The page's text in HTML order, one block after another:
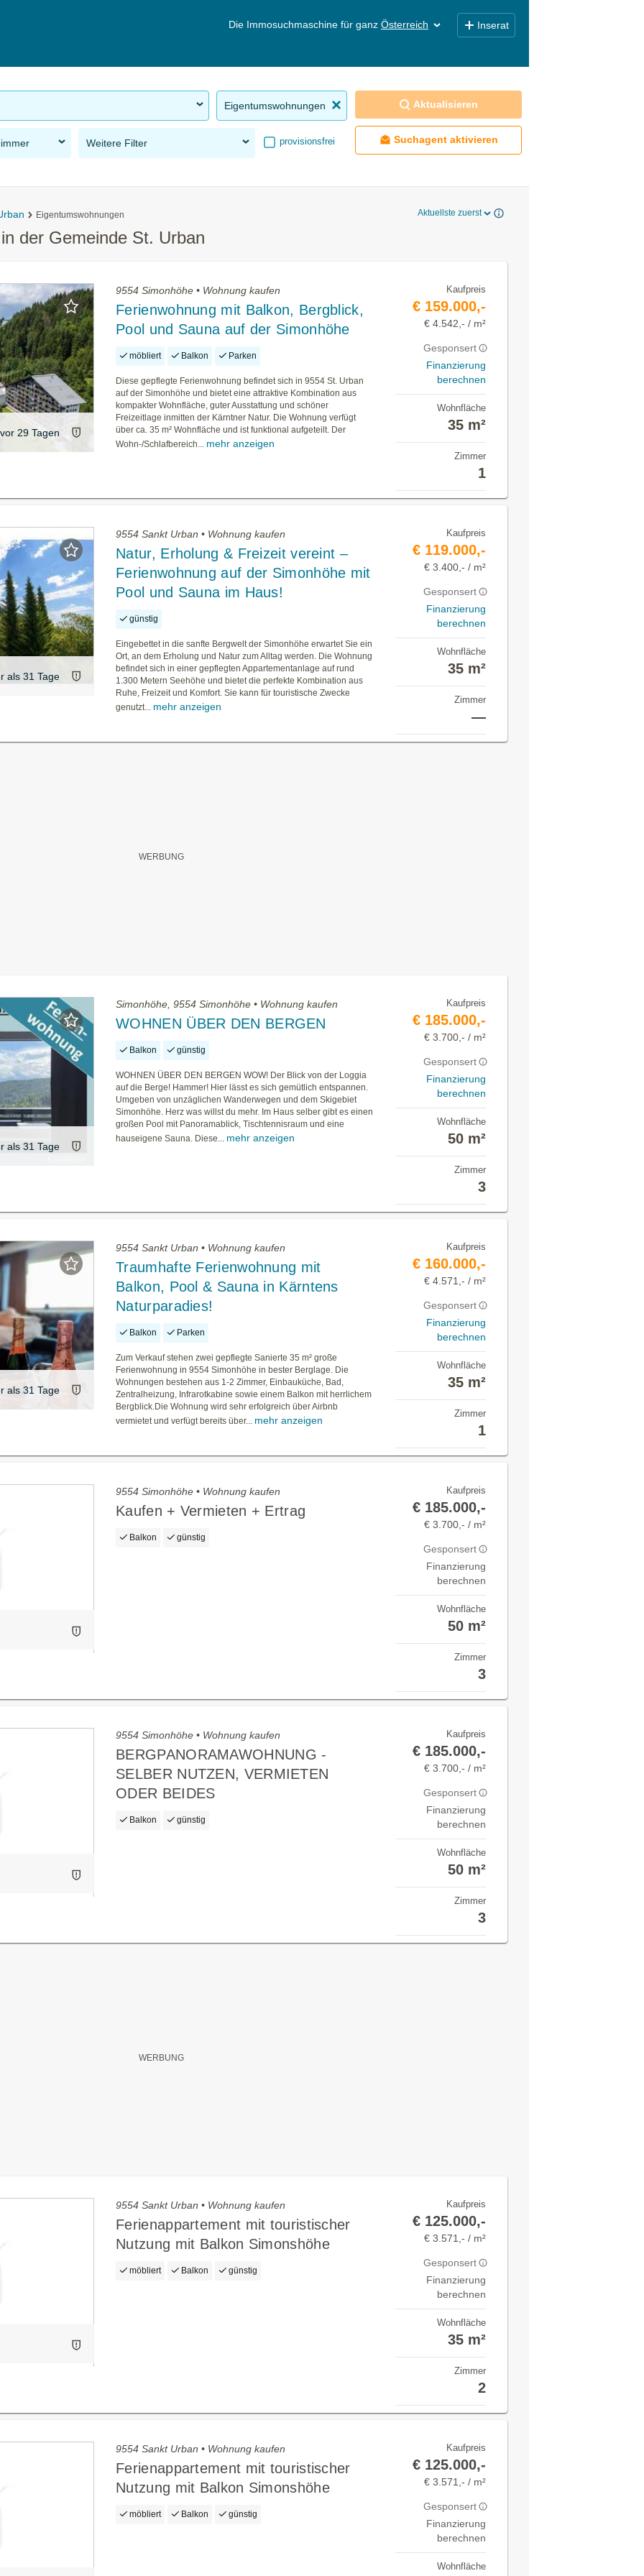
Die Immosuchmaschine für ganz Österreich Inserat
Eigentumswohnungen
Weitere Filter provisionsfrei
Aktualisieren
Suchagent aktivieren
Eigentumswohnungen Aktuellste zuerst
der Gemeinde St. Urban
vor 29 Tagen
9554 Simonhöhe • Wohnung kaufen
Ferienwohnung mit Balkon, Bergblick,
Pool und Sauna auf der Simonhöhe
möbliert Balkon Parken
Diese gepflegte Ferienwohnung befindet sich in 9554 St. Urban
auf der Simonhöhe und bietet eine attraktive Kombination aus
kompakter Wohnfläche, guter Ausstattung und schöner
Freizeitlage inmitten der Kärntner Natur. Die Wohnung verfügt
über ca. 35 m² Wohnfläche und ist funktional aufgeteilt. Der
Wohn-/Schlafbereich... mehr anzeigen
Kaufpreis
€ 159.000,-
€ 4.542,- / m²
Gesponsert
Finanzierung
berechnen
Wohnfläche
35 m²
Zimmer
1
als 31 Tage
9554 Sankt Urban • Wohnung kaufen
Natur, Erholung & Freizeit vereint –
Ferienwohnung auf der Simonhöhe mit
Pool und Sauna im Haus!
günstig
Eingebettet in die sanfte Bergwelt der Simonhöhe erwartet Sie ein
Ort, an dem Erholung und Natur zum Alltag werden. Die Wohnung
befindet sich in einer gepflegten Appartementanlage auf rund
1.300 Metern Seehöhe und bietet die perfekte Kombination aus
Ruhe, Freizeit und Komfort. Sie kann für touristische Zwecke
genutzt... mehr anzeigen
Kaufpreis
€ 119.000,-
€ 3.400,- / m²
Gesponsert
Finanzierung
berechnen
Wohnfläche
35 m²
Zimmer
—
als 31 Tage
Simonhöhe, 9554 Simonhöhe • Wohnung kaufen
WOHNEN ÜBER DEN BERGEN
Balkon günstig
WOHNEN ÜBER DEN BERGEN WOW! Der Blick von der Loggia
auf die Berge! Hammer! Hier lässt es sich gemütlich entspannen.
Umgeben von unzäglichen Wanderwegen und dem Skigebiet
Simonhöhe. Herz was willst du mehr. Im Haus selber gibt es einen
großen Pool mit Panoramablick, Tischtennisraum und eine
hauseigene Sauna. Diese... mehr anzeigen
Kaufpreis
€ 185.000,-
€ 3.700,- / m²
Gesponsert
Finanzierung
berechnen
Wohnfläche
50 m²
Zimmer
3
als 31 Tage
9554 Sankt Urban • Wohnung kaufen
Traumhafte Ferienwohnung mit
Balkon, Pool & Sauna in Kärntens
Naturparadies!
Balkon Parken
Zum Verkauf stehen zwei gepflegte Sanierte 35 m² große
Ferienwohnung in 9554 Simonhöhe in bester Berglage. Die
Wohnungen bestehen aus 1-2 Zimmer, Einbauküche, Bad,
Zentralheizung, Infrarotkabine sowie einem Balkon mit herrlichem
Bergblick.Die Wohnung wird sehr erfolgreich über Airbnb
vermietet und verfügt bereits über... mehr anzeigen
Kaufpreis
€ 160.000,-
€ 4.571,- / m²
Gesponsert
Finanzierung
berechnen
Wohnfläche
35 m²
Zimmer
1
9554 Simonhöhe • Wohnung kaufen
Kaufen + Vermieten + Ertrag
Balkon günstig
Kaufpreis
€ 185.000,-
€ 3.700,- / m²
Gesponsert
Finanzierung
berechnen
Wohnfläche
50 m²
Zimmer
3
9554 Simonhöhe • Wohnung kaufen
BERGPANORAMAWOHNUNG -
SELBER NUTZEN, VERMIETEN
ODER BEIDES
Balkon günstig
Kaufpreis
€ 185.000,-
€ 3.700,- / m²
Gesponsert
Finanzierung
berechnen
Wohnfläche
50 m²
Zimmer
3
9554 Sankt Urban • Wohnung kaufen
Ferienappartement mit touristischer
Nutzung mit Balkon Simonshöhe
möbliert Balkon günstig
Kaufpreis
€ 125.000,-
€ 3.571,- / m²
Gesponsert
Finanzierung
berechnen
Wohnfläche
35 m²
Zimmer
2
9554 Sankt Urban • Wohnung kaufen
Ferienappartement mit touristischer
Nutzung mit Balkon Simonshöhe
möbliert Balkon günstig
Kaufpreis
€ 125.000,-
€ 3.571,- / m²
Gesponsert
Finanzierung
berechnen
Wohnfläche